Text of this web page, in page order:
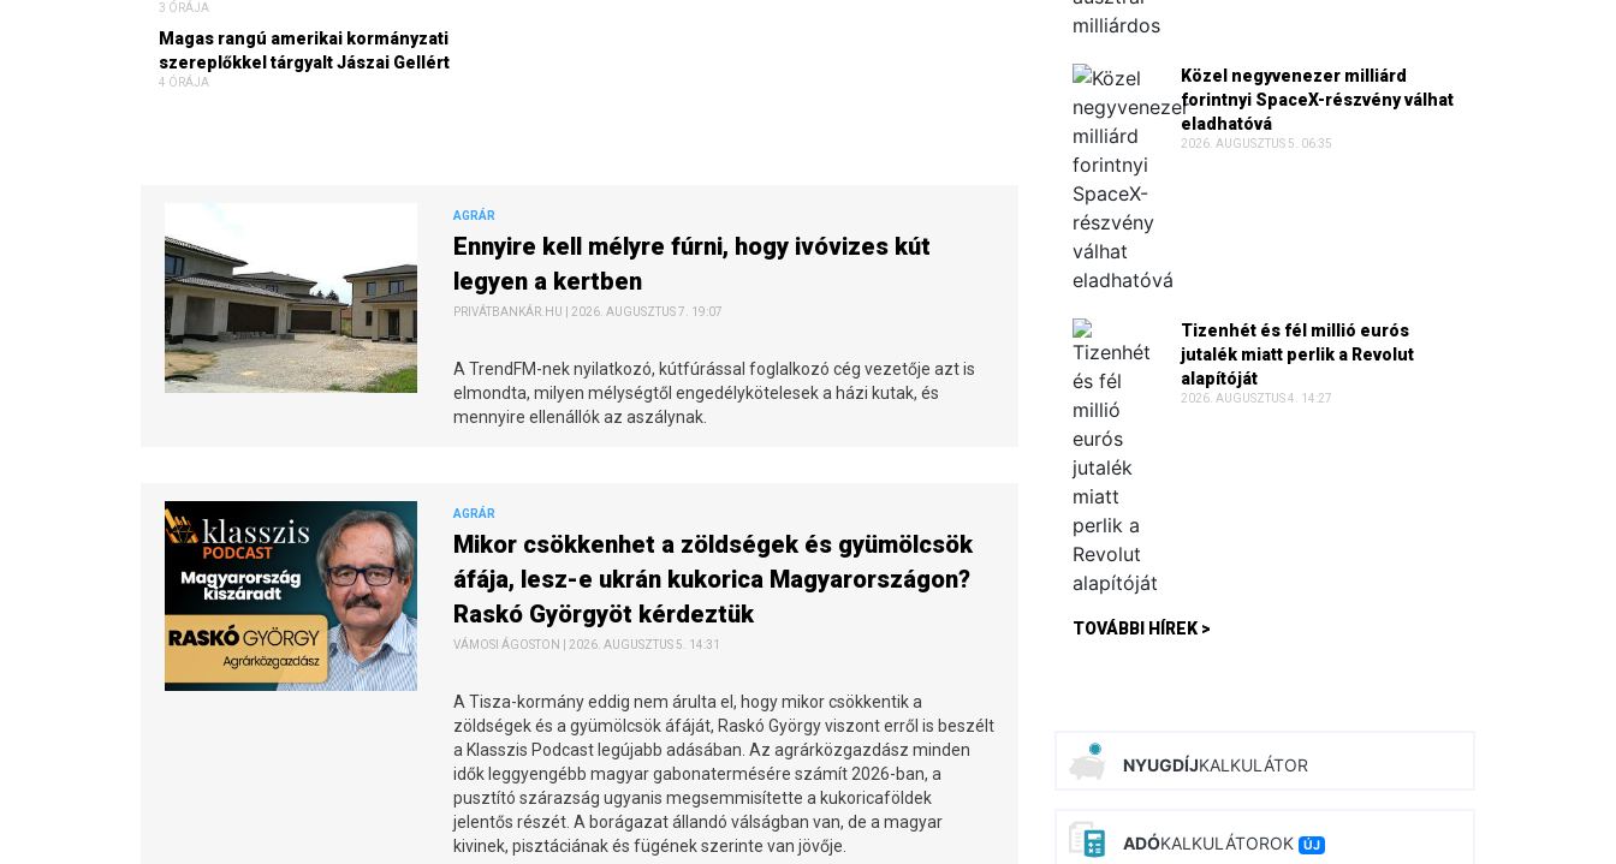
3 ÓRÁJA
Magas rangú amerikai kormányzati
szereplőkkel tárgyalt Jászai Gellért
4 ÓRÁJA
AGRÁR
Ennyire kell mélyre fúrni, hogy ivóvizes kút
legyen a kertben
PRIVÁTBANKÁR.HU | 2026. AUGUSZTUS 7. 19:07
A TrendFM-nek nyilatkozó, kútfúrással foglalkozó cég vezetője azt is
elmondta, milyen mélységtől engedélykötelesek a házi kutak, és
mennyire ellenállók az aszálynak.
AGRÁR
Mikor csökkenhet a zöldségek és gyümölcsök
áfája, lesz-e ukrán kukorica Magyarországon?
Raskó Györgyöt kérdeztük
VÁMOSI ÁGOSTON | 2026. AUGUSZTUS 5. 14:31
A Tisza-kormány eddig nem árulta el, hogy mikor csökkentik a
zöldségek és a gyümölcsök áfáját, Raskó György viszont erről is beszélt
a Klasszis Podcast legújabb adásában. Az agrárközgazdász minden
idők leggyengébb magyar gabonatermésére számít 2026-ban, a
pusztító szárazság ugyanis megsemmisítette a kukoricaföldek
jelentős részét. A borágazat állandó válságban van, de a magyar
kivinek, pisztáciának és fügének szerinte van jövője.
Közel negyvenezer milliárd
forintnyi SpaceX-részvény válhat
eladhatóvá
2026. AUGUSZTUS 5. 06:35
Tizenhét és fél millió eurós
jutalék miatt perlik a Revolut
alapítóját
2026. AUGUSZTUS 4. 14:27
TOVÁBBI HÍREK >
NYUGDÍJKALKULÁTOR
ADÓKALKULÁTOROK ÚJ